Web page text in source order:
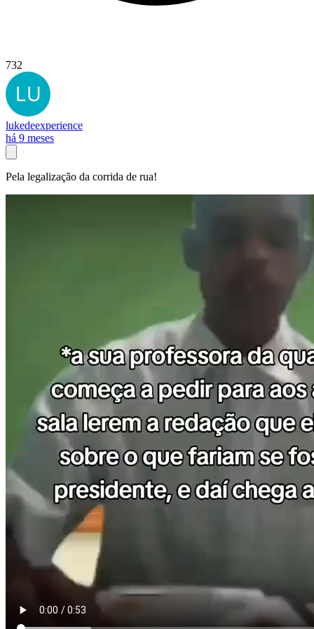
732
lukedeexperience
há 9 meses
Pela legalização da corrida de rua!